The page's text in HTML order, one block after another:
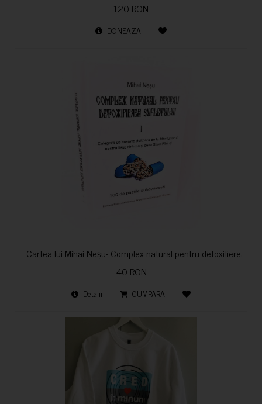
120 RON
DONEAZA
Cartea lui Mihai Neșu- Complex natural pentru detoxifierea
40 RON
Detalii CUMPARA